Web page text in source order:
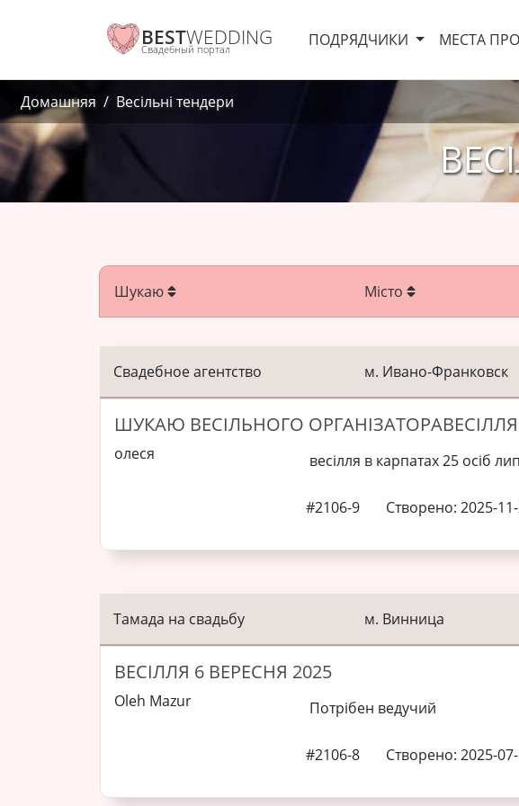
BESTWEDDING
Свадебный портал ПОДРЯДЧИКИ МЕСТА
Домашняя Весільні тендери
Шукаю Місто
Свадебное агентство м. Ивано-Франковск
ШУКАЮ ВЕСІЛЬНОГО ОРГАНІЗАТОРАВЕСІЛЛЯ
олеся весілля в карпатах 25 осіб
#2106-9 Створено: 2025-
Тамада на свадьбу м. Винница
ВЕСІЛЛЯ 6 ВЕРЕСНЯ 2025
Oleh Mazur Потрібен ведучий
#2106-8 Створено: 2025-